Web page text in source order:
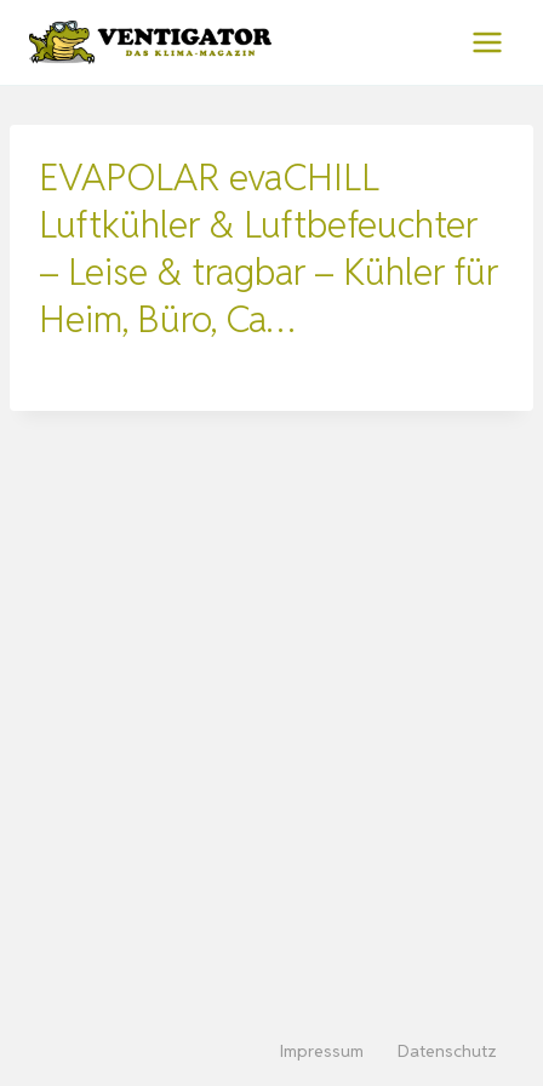
Inhalt
EVAPOLAR evaCHILL
Luftkühler & Luftbefeuchter
– Leise & tragbar – Kühler für
Heim, Büro, Ca…
Impressum Datenschutz